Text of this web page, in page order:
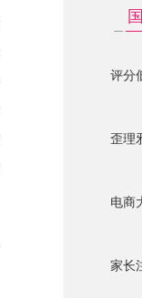
评分
歪理
电商
家长